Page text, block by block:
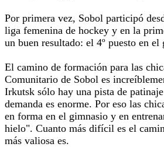
Por primera vez, Sobol participó
liga femenina de hockey y en la
un buen resultado: el 4º puesto en el
El camino de formación para las
Comunitario de Sobol es
Irkutsk sólo hay una pista de
demanda es enorme. Por eso las
en forma en el gimnasio y en
hielo". Cuanto más difícil es el
más valiosa es.